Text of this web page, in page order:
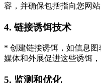
容，并确保包括指向您网站
4. 链接诱饵技术
* 创建链接诱饵，如信息
媒体和外展促进这些诱饵
5. 监测和优化